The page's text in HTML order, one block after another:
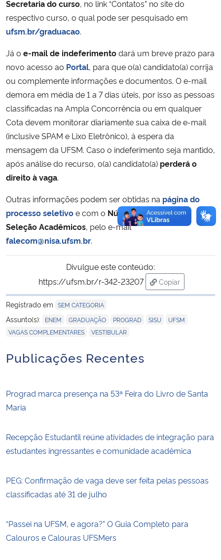
Secretaria do curso, no link “Contatos” no site do
respectivo curso, o qual pode ser pesquisado em
ufsm.br/graduacao.
Já o e-mail de indeferimentodará um breve prazo para
novo acesso ao Portal, para que o(a) candidato(a) corrija
ou complemente informações e documentos. O e-mail
demora em média de 1 a 7 dias úteis, por isso as pessoas
classificadas na Ampla Concorrência ou em qualquer
Cota devem monitorar diariamente sua caixa de e-mail
(inclusive SPAM e Lixo Eletrônico), à espera da
mensagem da UFSM. Caso o indeferimento seja mantido,
após análise do recurso, o(a) candidato(a) perderá o
direito à vaga.
Outras informações podem ser obtidas na página do
processo seletivoe com o Núcleo de Ingresso e
Seleção Acadêmicos, pelo e-mail
falecom@nisa.ufsm.br.
Divulgue este conteúdo:
https://ufsm.br/r-342-23207
Copiar
para área de
Registrado em SEM CATEGORIA
Assunto(s): ENEM GRADUAÇÃO PROGRAD SISU UFSM
VAGAS COMPLEMENTARES VESTIBULAR
Publicações Recentes
Prograd marca presença na 53ª Feira do Livro de Santa
Maria
Recepção Estudantil reúne atividades de integração para
estudantes ingressantes e comunidade acadêmica
PEG: Confirmação de vaga deve ser feita pelas pessoas
classificadas até 31 de julho
“Passei na UFSM, e agora?” O Guia Completo para
Calouros e Calouras UFSMers